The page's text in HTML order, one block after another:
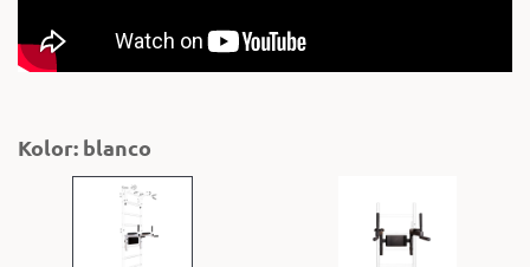
Kolor: blanco